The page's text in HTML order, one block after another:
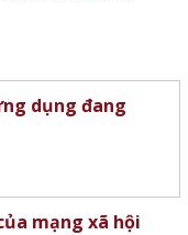
dụng đang
mạng xã hội